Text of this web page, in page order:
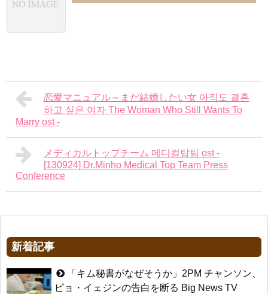
恋愛マニュアル～まだ結婚したい女 아직도 결혼
하고 싶은 여자 The Woman Who Still Wants To
Marry ost -
メディカルトップチーム 메디컬탑팀 ost -
[130924] Dr.Minho Medical Top Team Press
Conference
新着記事
「キム秘書がなぜそうか」2PM チャンソン、
ピョ・イェジンの告白を断る Big News TV